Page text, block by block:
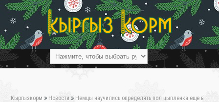
Кыргызкорм » Новости » Немцы научились определять пол цыпленка еще в
❄